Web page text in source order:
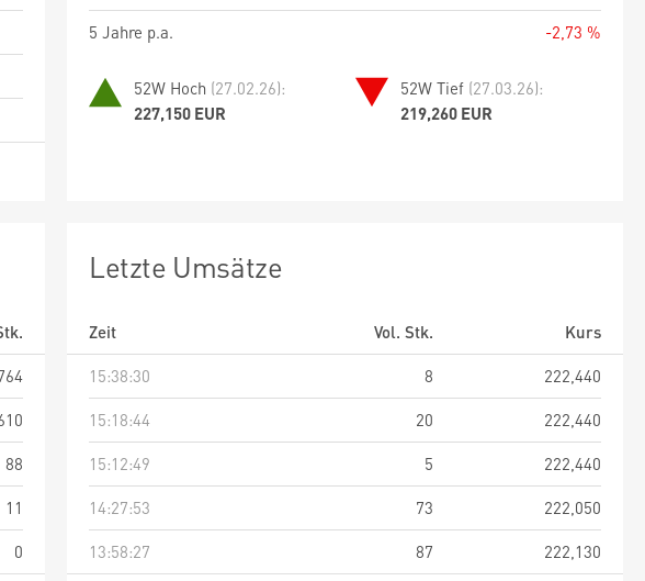
5 Jahre p.a.
-2,73 %
52W Hoch (27.02.26):
227,150 EUR
52W Tief (27.03.26):
219,260 EUR
88
11
0
Letzte Umsätze
Zeit Vol. Stk.
Kurs
15:38:30
8
222,440
15:18:44
20
222,440
15:12:49
5
222,440
14:27:53
73
222,050
13:58:27
87 222,130